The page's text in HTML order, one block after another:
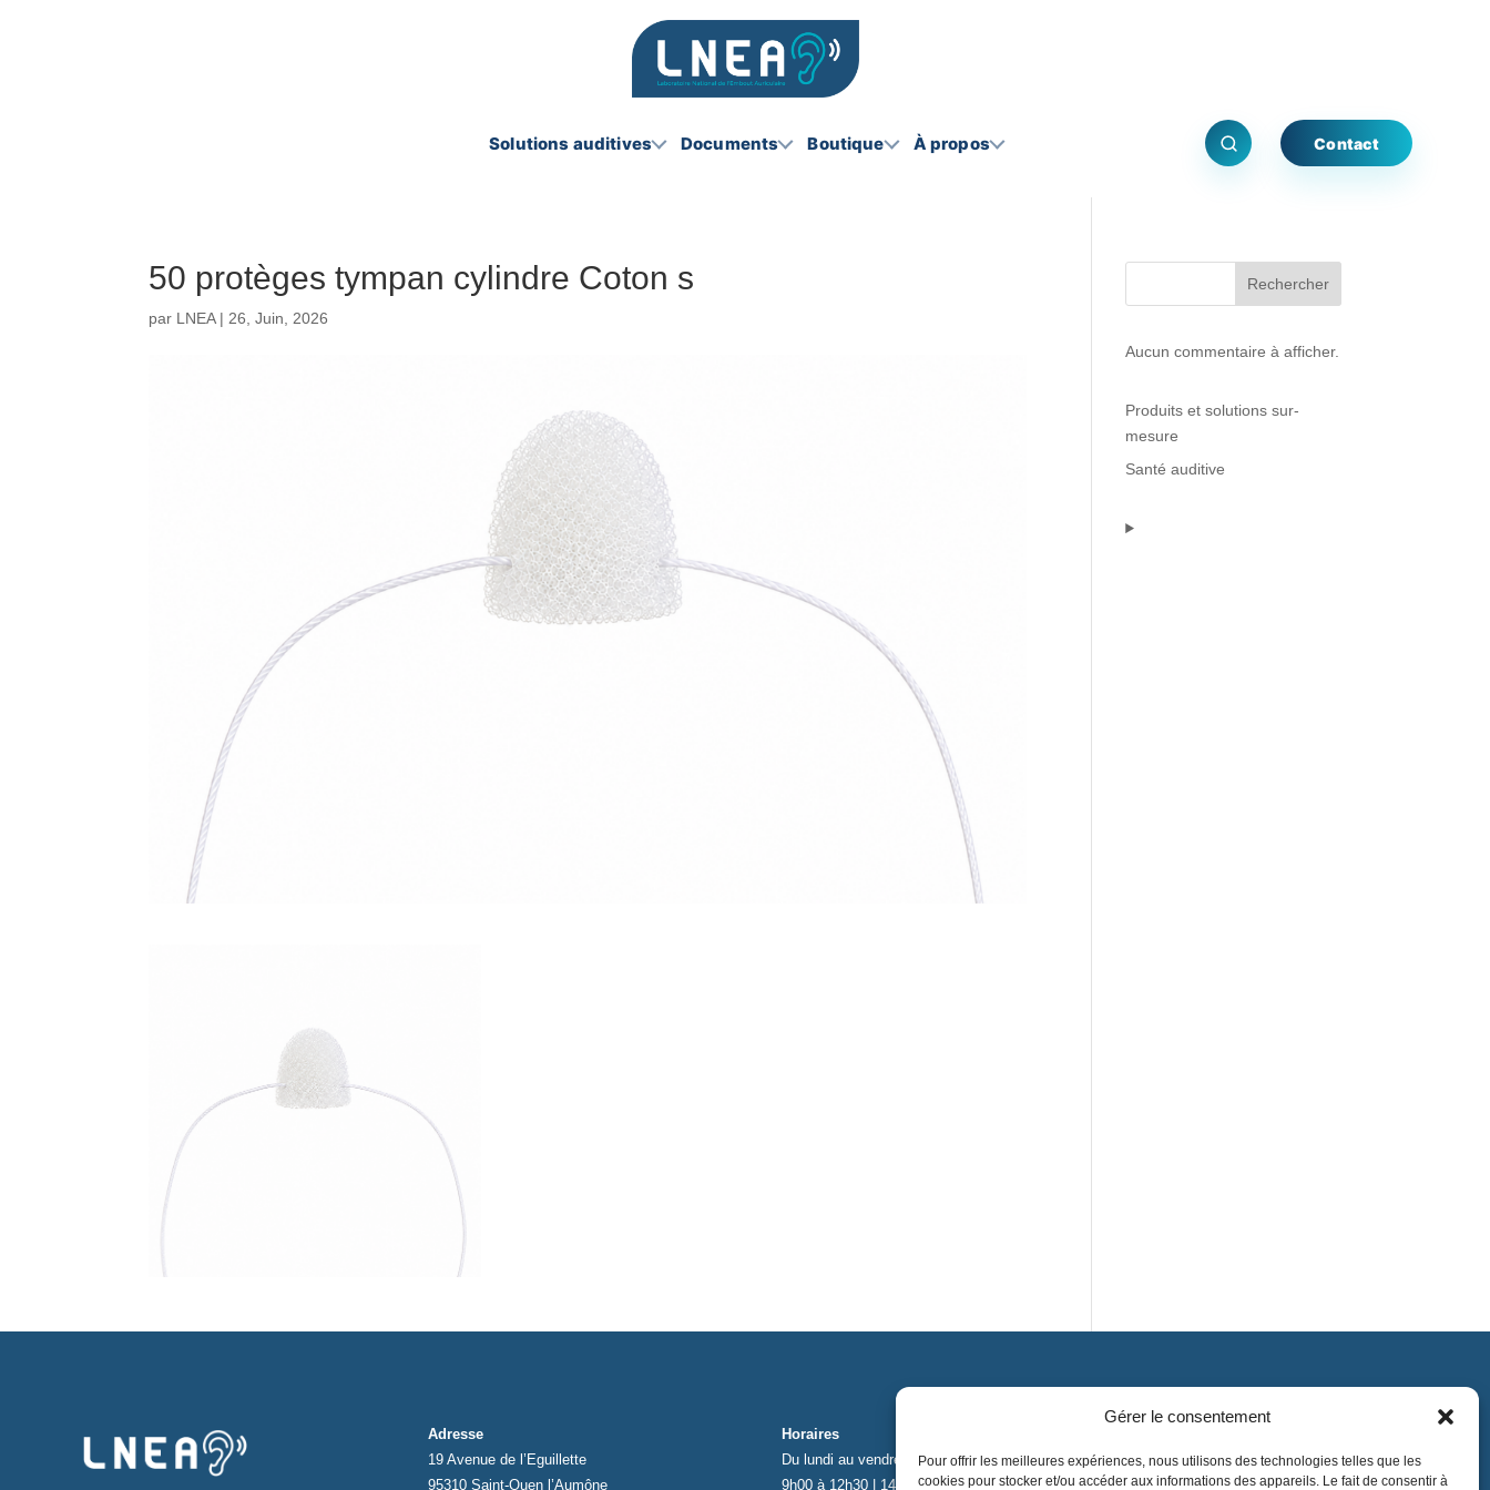
Gérer le consentement
Pour offrir les meilleures expériences, nous utilisons des technologies telles que les
cookies pour stocker et/ou accéder aux informations des appareils. Le fait de consentir à
Solutions auditives Documents Boutique À propos Contact
50 protèges tympan cylindre Coton s
par LNEA| 26, Juin, 2026
Rechercher
Aucun commentaire à afficher.
Produits et solutions sur-
mesure
Santé auditive
Adresse
19 Avenue de l’Eguillette
95310 Saint-Ouen l’Aumône
Horaires
Du lundi au vendredi
9h00 à 12h30 | 14h00 à 17h00
contact@lnea-audition.com
+33 (0)1 34 67 67 17